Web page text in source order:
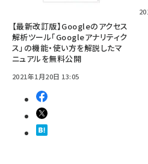
【最新改訂版】Googleのアクセス
解析ツール「Googleアナリティク
ス」の機能・使い方を解説したマ
ニュアルを無料公開
2021年1月20日 13:05